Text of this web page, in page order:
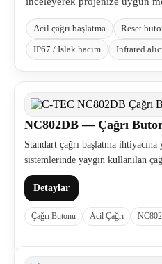
Acil çağrı başlatma
Reset
IP67 / Islak hacim
Infrared
NC802DB — Çağrı
Standart çağrı başlatma
sistemlerinde yaygın kullanılan
Detaylar
Çağrı Butonu Acil Çağrı